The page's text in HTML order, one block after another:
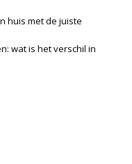
huis met de juiste
wat is het verschil in